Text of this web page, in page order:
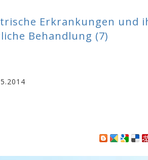
Erkrankungen und
Behandlung (7)